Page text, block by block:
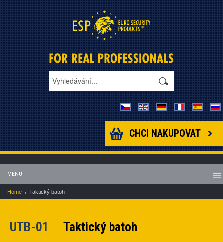
CHCI NAKUPOVAT
MENU
Home Taktický batoh
UTB-01 Taktický batoh